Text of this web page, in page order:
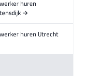
huren
→
huren Utrecht